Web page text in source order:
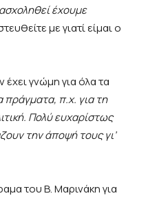
έχουμε
με γιατί είμαι ο
γνώμη για όλα τα
πράγματα, π.χ. για τη
Πολύ ευχαρίστως
την άποψή τους γι’
του Β. Μαρινάκη για